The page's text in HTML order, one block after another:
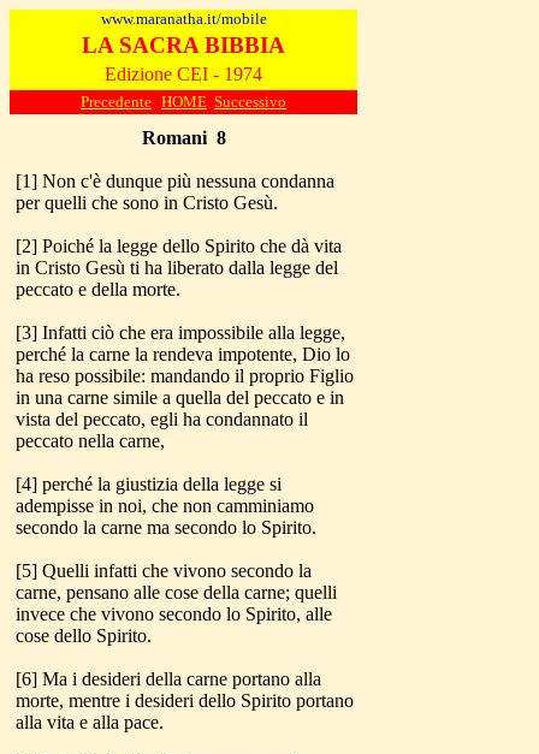
www.maranatha.it/mobile
LA SACRA BIBBIA
Edizione CEI - 1974
Precedente HOME Successivo
Romani 8
[1] Non c'è dunque più nessuna condanna
per quelli che sono in Cristo Gesù.
[2] Poiché la legge dello Spirito che dà vita
in Cristo Gesù ti ha liberato dalla legge del
peccato e della morte.
[3] Infatti ciò che era impossibile alla legge,
perché la carne la rendeva impotente, Dio lo
ha reso possibile: mandando il proprio Figlio
in una carne simile a quella del peccato e in
vista del peccato, egli ha condannato il
peccato nella carne,
[4] perché la giustizia della legge si
adempisse in noi, che non camminiamo
secondo la carne ma secondo lo Spirito.
[5] Quelli infatti che vivono secondo la
carne, pensano alle cose della carne; quelli
invece che vivono secondo lo Spirito, alle
cose dello Spirito.
[6] Ma i desideri della carne portano alla
morte, mentre i desideri dello Spirito portano
alla vita e alla pace.